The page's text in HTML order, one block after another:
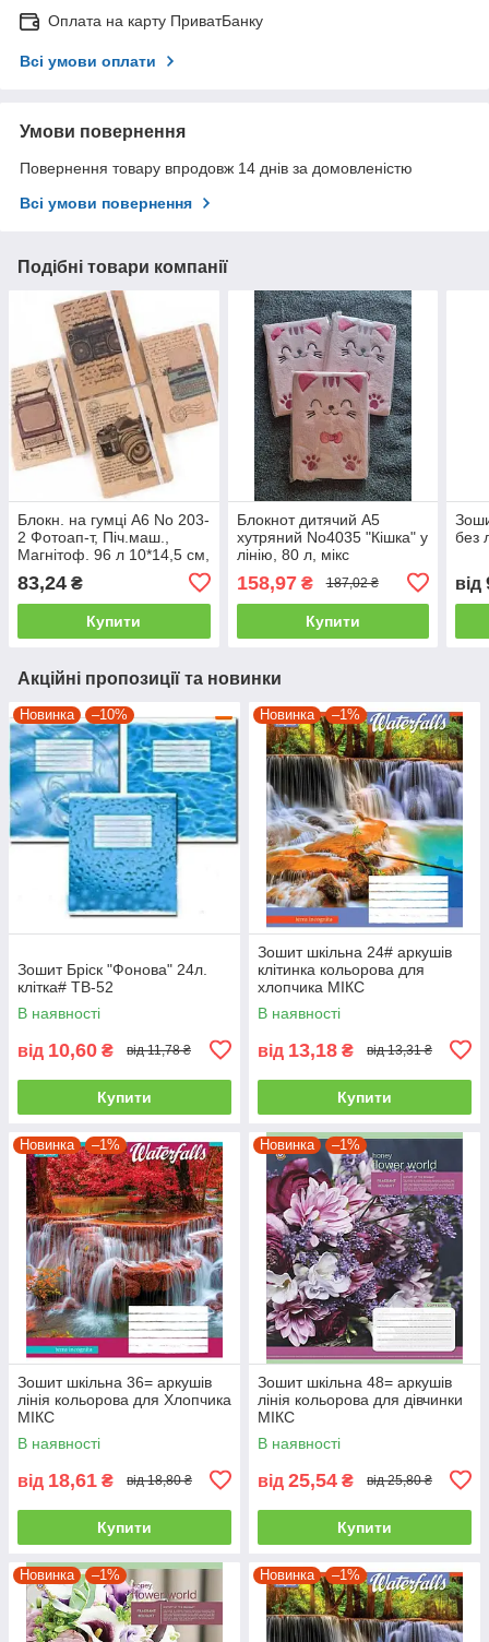
Оплата на карту ПриватБанку
Всі умови оплати
Умови повернення
Повернення товару впродовж 14 днів за домовленістю
Всі умови повернення
Подібні товари компанії
Блокн. на гумці А6 No 203-
2 Фотоап-т, Піч.маш.,
Магнітоф. 96 л 10*14,5 см,
обл. крафт., 80 г/м2, у/в/в
83,24 ₴
Купити
Блокнот дитячий А5
хутряний No4035 "Кішка" у
лінію, 80 л, мікс
158,97₴ 187,02 ₴
Купити
без
від
Акційні пропозиції та новинки
Новинка –10%
Зошит Бріск "Фонова" 24л.
клітка# ТВ-52
В наявності
від 10,60 ₴ від 11,78 ₴
Купити
Новинка –1%
Зошит шкільна 24# аркушів
клітинка кольорова для
хлопчика МІКС
В наявності
від 13,18 ₴ від 13,31 ₴
Купити
Новинка –1%
Зошит шкільна 36= аркушів
лінія кольорова для Хлопчика
МІКС
В наявності
від 18,61 ₴ від 18,80 ₴
Купити
Новинка –1%
Зошит шкільна 48= аркушів
лінія кольорова для дівчинки
МІКС
В наявності
від 25,54 ₴ від 25,80 ₴
Купити
Новинка –1% Новинка –1%